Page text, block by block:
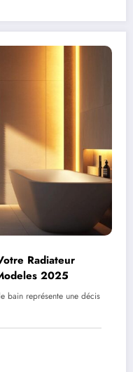
Radiateur
2025
bain représente une décis